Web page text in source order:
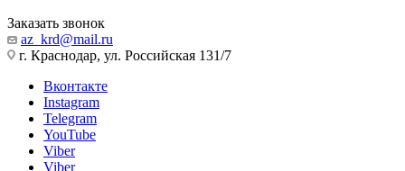
Заказать звонок
az_krd@mail.ru
г. Краснодар, ул. Российская 131/7
Вконтакте
Instagram
Telegram
YouTube
Viber
Viber